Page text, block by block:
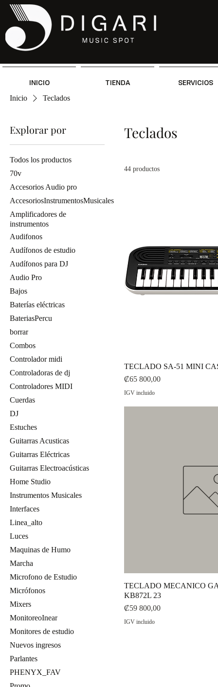
INICIO TIENDA SERVICIOS
Inicio Teclados
Explorar por
Todos los productos
70v
Accesorios Audio pro
AccesoriosInstrumentosMusicales
Amplificadores de
instrumentos
Audifonos
Audífonos de estudio
Audífonos para DJ
Audio Pro
Bajos
Baterías eléctricas
BateriasPercu
borrar
Combos
Controlador midi
Controladoras de dj
Controladores MIDI
Cuerdas
DJ
Estuches
Guitarras Acusticas
Guitarras Eléctricas
Guitarras Electroacústicas
Home Studio
Instrumentos Musicales
Interfaces
Linea_alto
Luces
Maquinas de Humo
Marcha
Microfono de Estudio
Micrófonos
Mixers
MonitoreoInear
Monitores de estudio
Nuevos ingresos
Parlantes
PHENYX_FAV
Teclados
44 productos
TECLADO SA-51 MINI
Precio
₡65 800,00
IGV incluido
TECLADO MECANICO
KB872L 23
Precio
₡59 800,00
IGV incluido